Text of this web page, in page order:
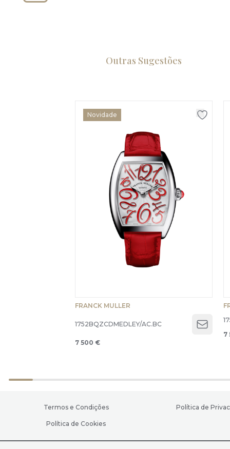
Outras Sugestões
Novidade
FRANCK MULLER
1752BQZCDMEDLEY/AC.BC
Open
7 500 €
7
Termos e Condições Política de
Política de Cookies